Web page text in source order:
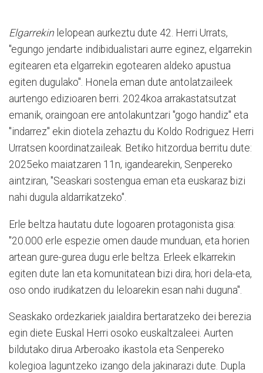
Elgarrekin lelopean aurkeztu dute 42. Herri Urrats,
"egungo jendarte indibidualistari aurre eginez, elgarrekin
egitearen eta elgarrekin egotearen aldeko apustua
egiten dugulako". Honela eman dute antolatzaileek
aurtengo edizioaren berri. 2024koa arrakastatsutzat
emanik, oraingoan ere antolakuntzari "gogo handiz" eta
"indarrez" ekin diotela zehaztu du Koldo Rodriguez Herri
Urratsen koordinatzaileak. Betiko hitzordua berritu dute:
2025eko maiatzaren 11n, igandearekin, Senpereko
aintziran, "Seaskari sostengua eman eta euskaraz bizi
nahi dugula aldarrikatzeko".
Erle beltza hautatu dute logoaren protagonista gisa:
"20.000 erle espezie omen daude munduan, eta horien
artean gure-gurea dugu erle beltza. Erleek elkarrekin
egiten dute lan eta komunitatean bizi dira; hori dela-eta,
oso ondo irudikatzen du leloarekin esan nahi duguna".
Seaskako ordezkariek jaialdira bertaratzeko dei berezia
egin diete Euskal Herri osoko euskaltzaleei. Aurten
bildutako dirua Arberoako ikastola eta Senpereko
kolegioa laguntzeko izango dela jakinarazi dute. Dupla